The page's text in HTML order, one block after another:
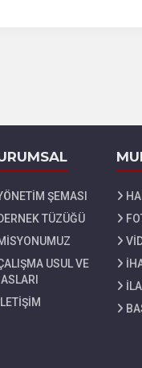
ŞEMASI
TÜZÜĞÜ
USUL VE